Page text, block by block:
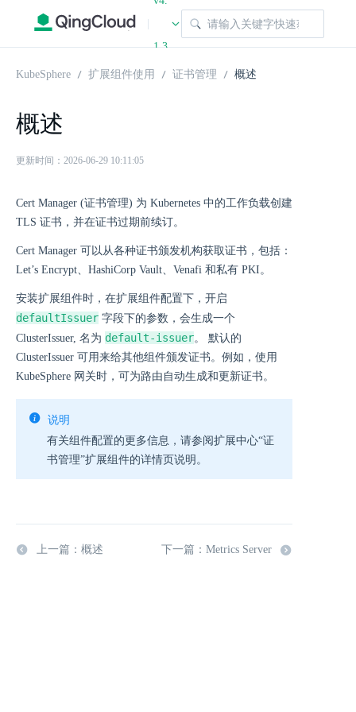
|
1.3
KubeSphere 扩展组件使用 证书管理 概述
概述
更新时间：2026-06-29 10:11:05
Cert Manager (证书管理) 为 Kubernetes 中的工作负载创建
TLS 证书，并在证书过期前续订。
Cert Manager 可以从各种证书颁发机构获取证书，包括：
Let’s Encrypt、HashiCorp Vault、Venafi 和私有 PKI。
安装扩展组件时，在扩展组件配置下，开启
defaultIssuer 字段下的参数，会生成一个
ClusterIssuer, 名为 default-issuer。 默认的
ClusterIssuer 可用来给其他组件颁发证书。例如，使用
KubeSphere 网关时，可为路由自动生成和更新证书。
说明
有关组件配置的更多信息，请参阅扩展中心“证
书管理”扩展组件的详情页说明。
上一篇：概述 下一篇：Metrics Server